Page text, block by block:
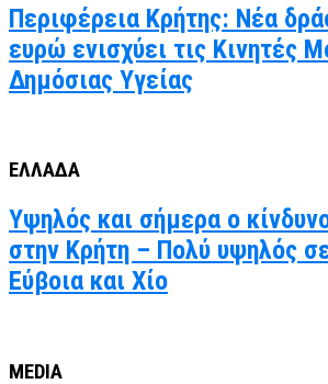
Περιφέρεια Κρήτης: Νέα
ευρώ ενισχύει τις Κινητές
Δημόσιας Υγείας
ΕΛΛΑΔΑ
Υψηλός και σήμερα ο
στην Κρήτη – Πολύ υψηλός
Εύβοια και Χίο
MEDIA